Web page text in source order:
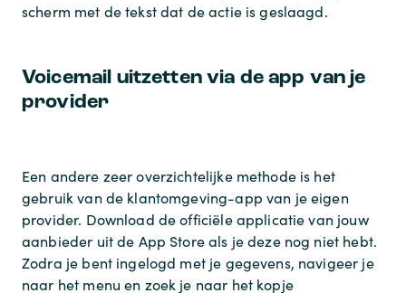
scherm met de tekst dat de actie is geslaagd.
Voicemail uitzetten via de app van je
provider
Een andere zeer overzichtelijke methode is het
gebruik van de klantomgeving-app van je eigen
provider. Download de officiële applicatie van jouw
aanbieder uit de App Store als je deze nog niet hebt.
Zodra je bent ingelogd met je gegevens, navigeer je
naar het menu en zoek je naar het kopje